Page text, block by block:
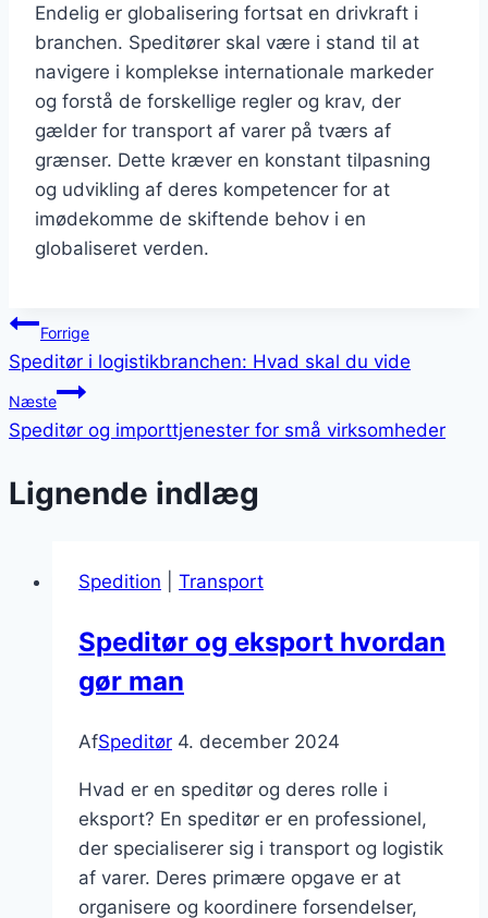
Endelig er globalisering fortsat en drivkraft i
branchen. Speditører skal være i stand til at
navigere i komplekse internationale markeder
og forstå de forskellige regler og krav, der
gælder for transport af varer på tværs af
grænser. Dette kræver en konstant tilpasning
og udvikling af deres kompetencer for at
imødekomme de skiftende behov i en
globaliseret verden.
Indlægsnavigation
Forrige
Speditør i logistikbranchen: Hvad skal du vide
Næste
Speditør og importtjenester for små virksomheder
Lignende indlæg
Spedition Transport
Speditør og eksport hvordan
gør man
AfSpeditør 4. december 2024
Hvad er en speditør og deres rolle i
eksport? En speditør er en professionel,
der specialiserer sig i transport og logistik
af varer. Deres primære opgave er at
organisere og koordinere forsendelser,